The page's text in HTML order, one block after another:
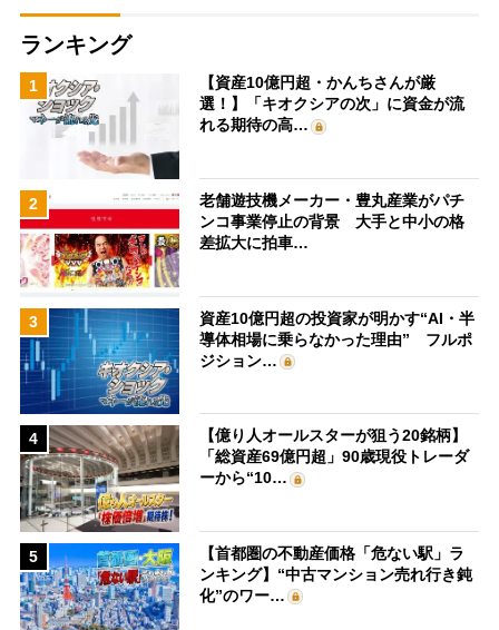
ランキング
1
【資産10億円超・かんちさんが厳
選！】「キオクシアの次」に資金が流
れる期待の高…
2
老舗遊技機メーカー・豊丸産業がパチ
ンコ事業停止の背景 大手と中小の格
差拡大に拍車…
3
資産10億円超の投資家が明かす“AI・半
導体相場に乗らなかった理由” フルポ
ジション…
4
【億り人オールスターが狙う20銘柄】
「総資産69億円超」90歳現役トレーダ
ーから“10…
5
【首都圏の不動産価格「危ない駅」ラ
ンキング】“中古マンション売れ行き鈍
化”のワー…